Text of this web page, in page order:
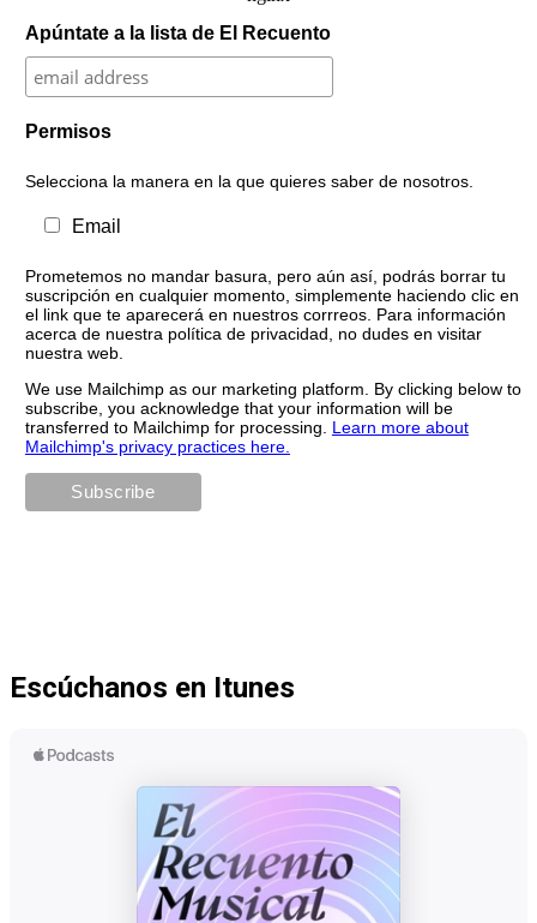
Apúntate a la lista de El Recuento
Permisos
Selecciona la manera en la que quieres saber de nosotros.
Email
Prometemos no mandar basura, pero aún así, podrás borrar tu
suscripción en cualquier momento, simplemente haciendo clic en
el link que te aparecerá en nuestros corrreos. Para información
acerca de nuestra política de privacidad, no dudes en visitar
nuestra web.
We use Mailchimp as our marketing platform. By clicking below to
subscribe, you acknowledge that your information will be
transferred to Mailchimp for processing. Learn more about
Mailchimp's privacy practices here.
Escúchanos en Itunes